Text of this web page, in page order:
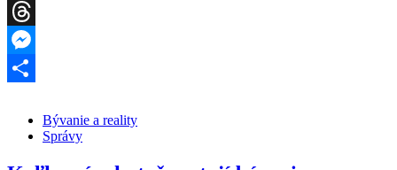
WhatsApp
Threads
Messenger
Bývanie a reality
Správy